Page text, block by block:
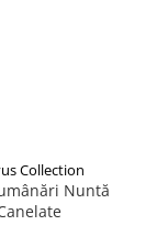
Collection
Nuntă